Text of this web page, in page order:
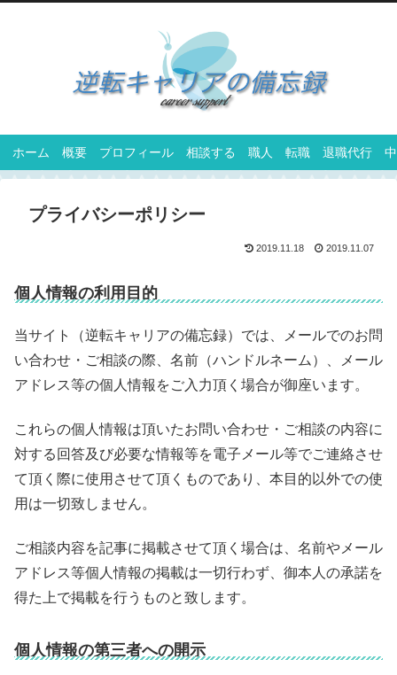
ホーム 概要 プロフィール 相談する 職人 転職 退職代行
プライバシーポリシー
2019.11.18 2019.11.07
個人情報の利用目的
当サイト（逆転キャリアの備忘録）では、メールでのお問
い合わせ・ご相談の際、名前（ハンドルネーム）、メール
アドレス等の個人情報をご入力頂く場合が御座います。
これらの個人情報は頂いたお問い合わせ・ご相談の内容に
対する回答及び必要な情報等を電子メール等でご連絡させ
て頂く際に使用させて頂くものであり、本目的以外での使
用は一切致しません。
ご相談内容を記事に掲載させて頂く場合は、名前やメール
アドレス等個人情報の掲載は一切行わず、御本人の承諾を
得た上で掲載を行うものと致します。
個人情報の第三者への開示